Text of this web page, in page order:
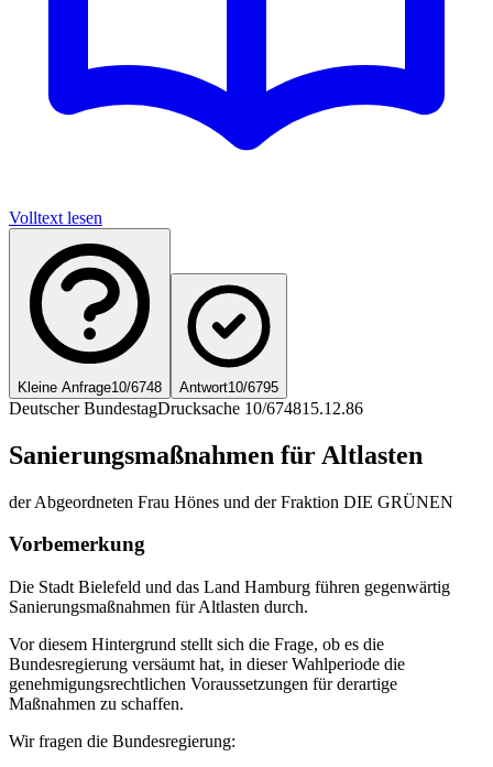
Volltext lesen
Kleine Anfrage10/6748 Antwort10/6795
Deutscher BundestagDrucksache 10/674815.12.86
Sanierungsmaßnahmen für Altlasten
der Abgeordneten Frau Hönes und der Fraktion DIE GRÜNEN
Vorbemerkung
Die Stadt Bielefeld und das Land Hamburg führen gegenwärtig
Sanierungsmaßnahmen für Altlasten durch.
Vor diesem Hintergrund stellt sich die Frage, ob es die
Bundesregierung versäumt hat, in dieser Wahlperiode die
genehmigungsrechtlichen Voraussetzungen für derartige
Maßnahmen zu schaffen.
Wir fragen die Bundesregierung: